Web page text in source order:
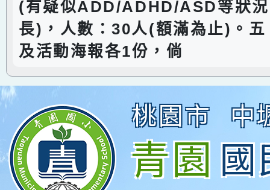
(有疑似ADD/ADHD/ASD等狀
長)，人數：30人(額滿為止)。
及活動海報各1份，倘
桃園市 中
青園國